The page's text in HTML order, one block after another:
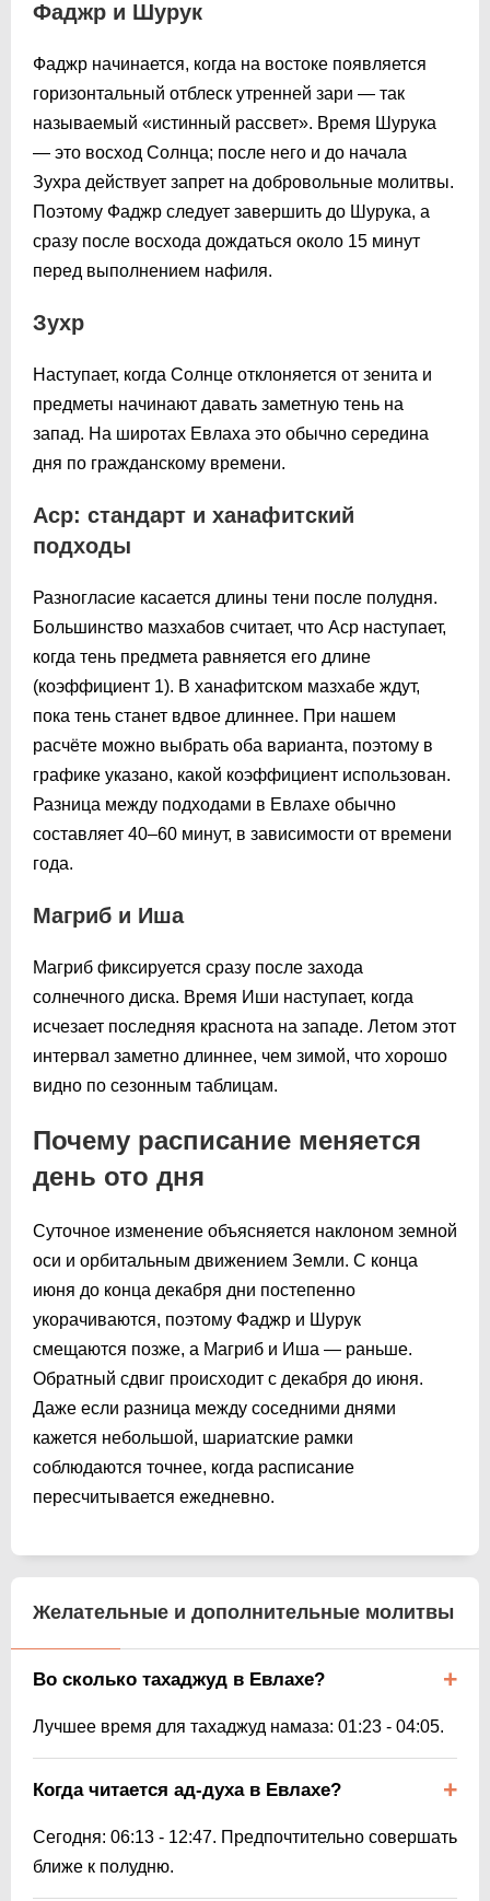
Фаджр и Шурук
Фаджр начинается, когда на востоке появляется
горизонтальный отблеск утренней зари — так
называемый «истинный рассвет». Время Шурука
— это восход Солнца; после него и до начала
Зухра действует запрет на добровольные молитвы.
Поэтому Фаджр следует завершить до Шурука, а
сразу после восхода дождаться около 15 минут
перед выполнением нафиля.
Зухр
Наступает, когда Солнце отклоняется от зенита и
предметы начинают давать заметную тень на
запад. На широтах Евлаха это обычно середина
дня по гражданскому времени.
Аср: стандарт и ханафитский
подходы
Разногласие касается длины тени после полудня.
Большинство мазхабов считает, что Аср наступает,
когда тень предмета равняется его длине
(коэффициент 1). В ханафитском мазхабе ждут,
пока тень станет вдвое длиннее. При нашем
расчёте можно выбрать оба варианта, поэтому в
графике указано, какой коэффициент использован.
Разница между подходами в Евлахе обычно
составляет 40–60 минут, в зависимости от времени
года.
Магриб и Иша
Магриб фиксируется сразу после захода
солнечного диска. Время Иши наступает, когда
исчезает последняя краснота на западе. Летом этот
интервал заметно длиннее, чем зимой, что хорошо
видно по сезонным таблицам.
Почему расписание меняется
день ото дня
Суточное изменение объясняется наклоном земной
оси и орбитальным движением Земли. С конца
июня до конца декабря дни постепенно
укорачиваются, поэтому Фаджр и Шурук
смещаются позже, а Магриб и Иша — раньше.
Обратный сдвиг происходит с декабря до июня.
Даже если разница между соседними днями
кажется небольшой, шариатские рамки
соблюдаются точнее, когда расписание
пересчитывается ежедневно.
Желательные и дополнительные молитвы
Во сколько тахаджуд в Евлахе?
Лучшее время для тахаджуд намаза: 01:23 - 04:05.
Когда читается ад-духа в Евлахе?
Сегодня: 06:13 - 12:47. Предпочтительно совершать
ближе к полудню.